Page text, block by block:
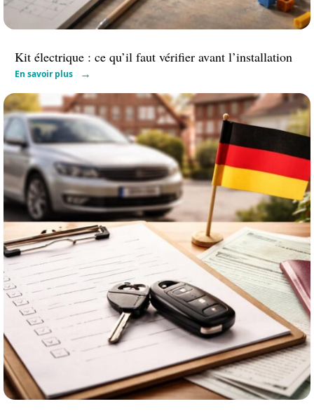
Kit électrique : ce qu’il faut vérifier avant l’installation
En savoir plus